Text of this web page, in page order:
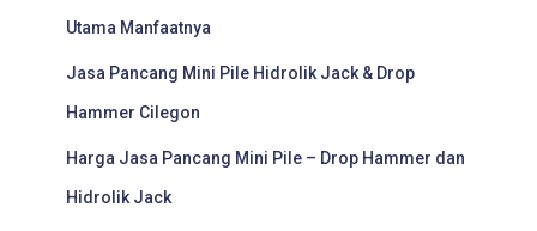
Utama Manfaatnya
Jasa Pancang Mini Pile Hidrolik Jack & Drop
Hammer Cilegon
Harga Jasa Pancang Mini Pile – Drop Hammer dan
Hidrolik Jack